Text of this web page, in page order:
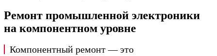
Ремонт промышленной электроники
на компонентном уровне
Компонентный ремонт — это